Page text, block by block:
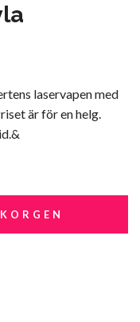
laservapen med
är för en helg.